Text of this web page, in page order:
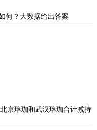
何？大数据给出答案
京珞珈和武汉珞珈合计减持